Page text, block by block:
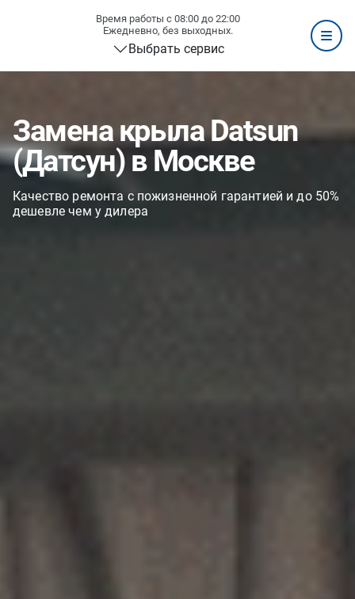
Время работы с 08:00 до 22:00
Ежедневно, без выходных.
Выбрать сервис
Замена крыла Datsun
(Датсун) в Москве
Качество ремонта с пожизненной гарантией и до 50%
дешевле чем у дилера